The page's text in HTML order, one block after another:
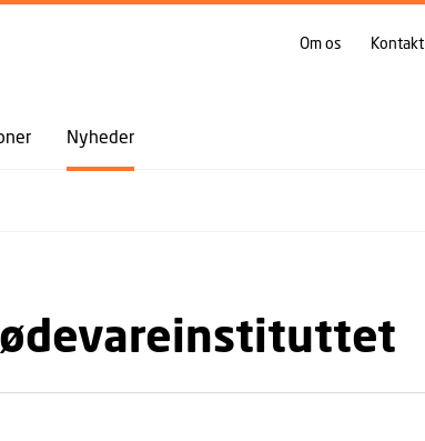
INDHOLD (TRYK ENTER).
Nyheder
Om os Kontakt